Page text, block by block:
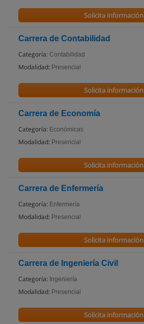
Solicita información
Carrera de Contabilidad
Categoría: Contabilidad
Modalidad: Presencial
Solicita información
Carrera de Economía
Categoría: Económicas
Modalidad: Presencial
Solicita información
Carrera de Enfermería
Categoría: Enfermería
Modalidad: Presencial
Solicita información
Carrera de Ingeniería Civil
Categoría: Ingeniería
Modalidad: Presencial
Solicita información